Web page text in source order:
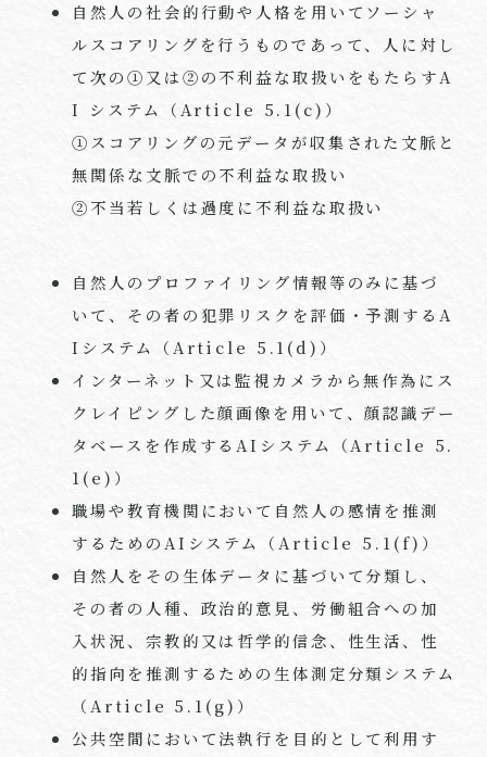
自然人の社会的行動や人格を用いてソーシャ
ルスコアリングを行うものであって、人に対し
て次の①又は②の不利益な取扱いをもたらすA
I システム（ Article 5.1(c) ）
①スコアリングの元データが収集された文脈と
無関係な文脈での不利益な取扱い
②不当若しくは過度に不利益な取扱い
自然人のプロファイリング情報等のみに基づ
いて、その者の犯罪リスクを評価・予測する A
I システム（ Article 5.1(d) ）
インターネット又は監視カメラから無作為にス
クレイピングした顔画像を用いて、顔認識デー
タベースを作成する AI システム（Article 5.
1(e) ）
職場や教育機関において自然人の感情を推測
するための AI システム（ Article 5.1(f) ）
自然人をその生体データに基づいて分類し、
その者の人種、政治的意見、労働組合への加
入状況、宗教的又は哲学的信念、性生活、性
的指向を推測するための生体測定分類システム
（ Article 5.1(g) ）
公共空間において法執行を目的として利用す